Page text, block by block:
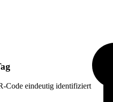
Code eindeutig identifiziert